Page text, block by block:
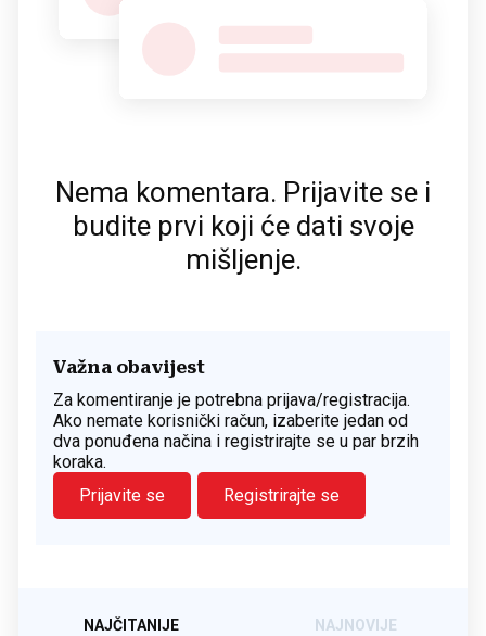
Nema komentara. Prijavite se i
budite prvi koji će dati svoje
mišljenje.
Važna obavijest
Za komentiranje je potrebna prijava/registracija.
Ako nemate korisnički račun, izaberite jedan od
dva ponuđena načina i registrirajte se u par brzih
koraka.
Prijavite se
Registrirajte se
NAJČITANIJE NAJNOVIJE